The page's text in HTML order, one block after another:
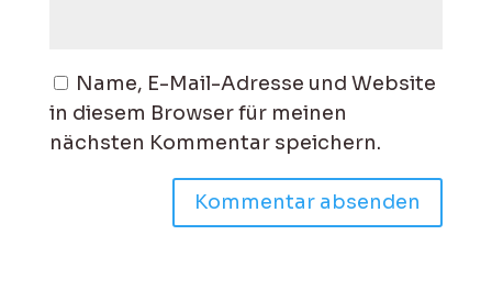
Name, E-Mail-Adresse und Website
in diesem Browser für meinen
nächsten Kommentar speichern.